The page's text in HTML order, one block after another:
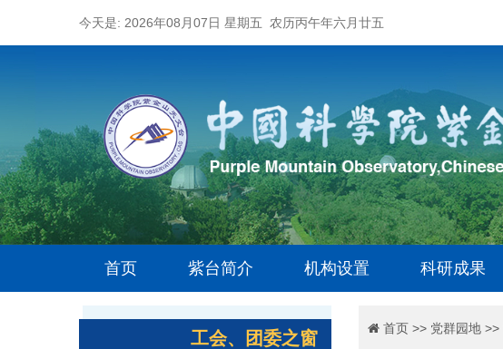
今天是: 2026年08月07日 星期五 农历丙午年六月廿五
首页 紫台简介 机构设置 科研成果
工会、团委之窗 首页>> 党群园地>>